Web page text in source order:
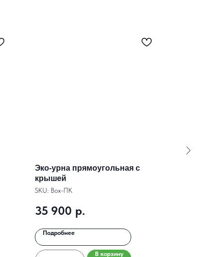
Эко-урна прямоугольная с
крышей
SKU: Box-ПК
35 900 р.
Подробнее
В корзину